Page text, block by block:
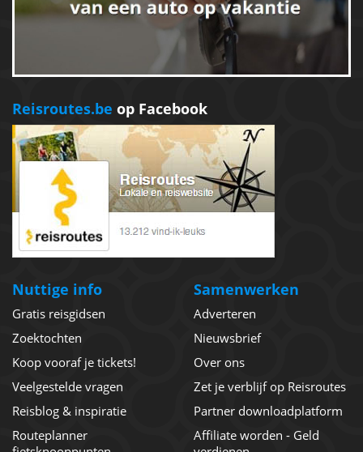
Reisroutes.be op Facebook
Nuttige info
Gratis reisgidsen
Zoektochten
Koop vooraf je tickets!
Veelgestelde vragen
Reisblog & inspiratie
Routeplanner
Samenwerken
Adverteren
Nieuwsbrief
Over ons
Zet je verblijf op Reisroutes
Partner downloadplatform
Affiliate worden - Geld